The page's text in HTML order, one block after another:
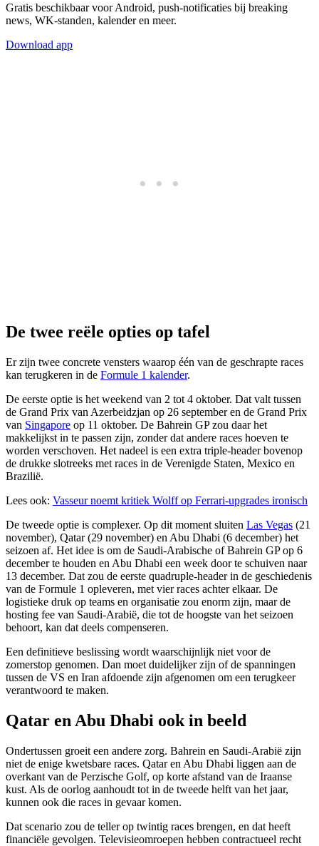
Gratis beschikbaar voor Android, push-notificaties bij breaking
news, WK-standen, kalender en meer.
Download app
De twee reële opties op tafel
Er zijn twee concrete vensters waarop één van de geschrapte races
kan terugkeren in de Formule 1 kalender.
De eerste optie is het weekend van 2 tot 4 oktober. Dat valt tussen
de Grand Prix van Azerbeidzjan op 26 september en de Grand Prix
van Singapore op 11 oktober. De Bahrein GP zou daar het
makkelijkst in te passen zijn, zonder dat andere races hoeven te
worden verschoven. Het nadeel is een extra triple-header bovenop
de drukke slotreeks met races in de Verenigde Staten, Mexico en
Brazilië.
Lees ook: Vasseur noemt kritiek Wolff op Ferrari-upgrades ironisch
De tweede optie is complexer. Op dit moment sluiten Las Vegas (21
november), Qatar (29 november) en Abu Dhabi (6 december) het
seizoen af. Het idee is om de Saudi-Arabische of Bahrein GP op 6
december te houden en Abu Dhabi een week door te schuiven naar
13 december. Dat zou de eerste quadruple-header in de geschiedenis
van de Formule 1 opleveren, met vier races achter elkaar. De
logistieke druk op teams en organisatie zou enorm zijn, maar de
hosting fee van Saudi-Arabië, die tot de hoogste van het seizoen
behoort, kan dat deels compenseren.
Een definitieve beslissing wordt waarschijnlijk niet voor de
zomerstop genomen. Dan moet duidelijker zijn of de spanningen
tussen de VS en Iran afdoende zijn afgenomen om een terugkeer
verantwoord te maken.
Qatar en Abu Dhabi ook in beeld
Ondertussen groeit een andere zorg. Bahrein en Saudi-Arabië zijn
niet de enige kwetsbare races. Qatar en Abu Dhabi liggen aan de
overkant van de Perzische Golf, op korte afstand van de Iraanse
kust. Als de oorlog aanhoudt tot in de tweede helft van het jaar,
kunnen ook die races in gevaar komen.
Dat scenario zou de teller op twintig races brengen, en dat heeft
financiële gevolgen. Televisieomroepen hebben contractueel recht